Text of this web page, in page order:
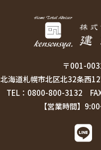
〒001-
北海道札幌市北区北32条西
TEL：0800-800-3132
【営業時間】